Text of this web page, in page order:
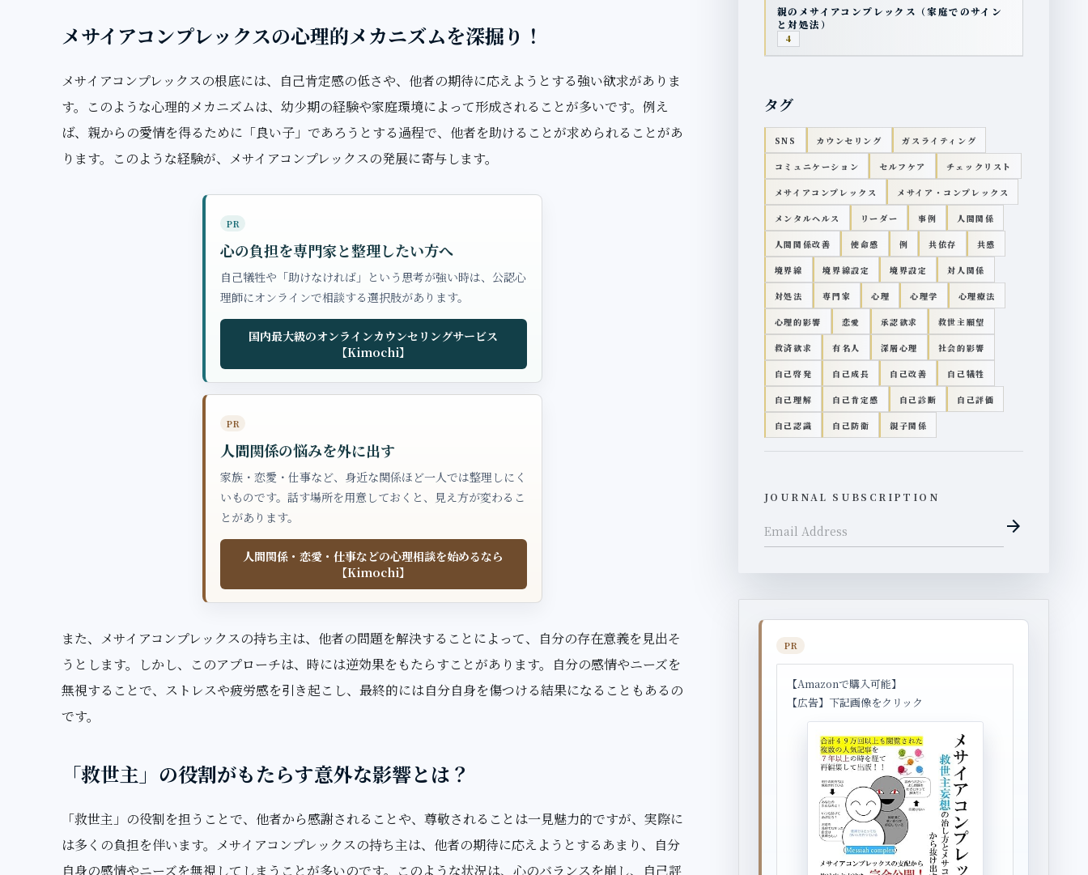
メサイアコンプレックスの心理的メカニズムを深掘り！
メサイアコンプレックスの根底には、自己肯定感の低さや、他者の期待に応えようとする強い欲求がありま
す。このような心理的メカニズムは、幼少期の経験や家庭環境によって形成されることが多いです。例え
ば、親からの愛情を得るために「良い子」であろうとする過程で、他者を助けることが求められることがあ
ります。このような経験が、メサイアコンプレックスの発展に寄与します。
PR
心の負担を専門家と整理したい方へ
自己犠牲や「助けなければ」という思考が強い時は、公認心
理師にオンラインで相談する選択肢があります。
国内最大級のオンラインカウンセリングサービス
【Kimochi】
PR
人間関係の悩みを外に出す
家族・恋愛・仕事など、身近な関係ほど一人では整理しにく
いものです。話す場所を用意しておくと、見え方が変わるこ
とがあります。
人間関係・恋愛・仕事などの心理相談を始めるなら
【Kimochi】
また、メサイアコンプレックスの持ち主は、他者の問題を解決することによって、自分の存在意義を見出そ
うとします。しかし、このアプローチは、時には逆効果をもたらすことがあります。自分の感情やニーズを
無視することで、ストレスや疲労感を引き起こし、最終的には自分自身を傷つける結果になることもあるの
です。
「救世主」の役割がもたらす意外な影響とは？
「救世主」の役割を担うことで、他者から感謝されることや、尊敬されることは一見魅力的ですが、実際に
は多くの負担を伴います。メサイアコンプレックスの持ち主は、他者の期待に応えようとするあまり、自分
自身の感情やニーズを無視してしまうことが多いのです。このような状況は、心のバランスを崩し、自己評
親のメサイアコンプレックス（家庭でのサイン
と対処法）
4
タグ
SNS カウンセリング ガスライティング
コミュニケーション セルフケア チェックリスト
メサイアコンプレックス メサイア・コンプレックス
メンタルヘルス リーダー 事例 人間関係
人間関係改善 使命感 例 共依存 共感
境界線 境界線設定 境界設定 対人関係
対処法 専門家 心理 心理学 心理療法
心理的影響 恋愛 承認欲求 救世主願望
救済欲求 有名人 深層心理 社会的影響
自己啓発 自己成長 自己改善 自己犠牲
自己理解 自己肯定感 自己診断 自己評価
自己認識 自己防衛 親子関係
JOURNAL SUBSCRIPTION
arrow_forward
PR
【Amazonで購入可能】
【広告】下記画像をクリック